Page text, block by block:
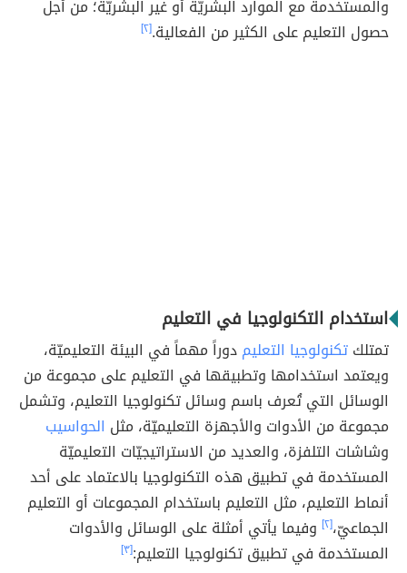
والمستخدمة مع الموارد البشريّة أو غير البشريّة؛ من أجل
حصول التعليم على الكثير من الفعالية.[٢]
استخدام التكنولوجيا في التعليم
تمتلكتكنولوجيا التعليمدوراً مهماً في البيئة التعليميّة،
ويعتمد استخدامها وتطبيقها في التعليم على مجموعة من
الوسائل التي تُعرف باسم وسائل تكنولوجيا التعليم، وتشمل
مجموعة من الأدوات والأجهزة التعليميّة، مثل الحواسيب
وشاشات التلفزة، والعديد من الاستراتيجيّات التعليميّة
المستخدمة في تطبيق هذه التكنولوجيا بالاعتماد على أحد
أنماط التعليم، مثل التعليم باستخدام المجموعات أو التعليم
الجماعيّ،[٢]
وفيما يأتي أمثلة على الوسائل والأدوات
المستخدمة في تطبيق تكنولوجيا التعليم:[٣]